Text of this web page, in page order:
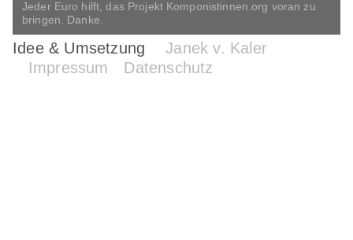
Jeder Euro hilft, das Projekt Komponistinnen.org voran zu
bringen. Danke.
Idee & Umsetzung
Janek v. Kaler
Impressum
Datenschutz